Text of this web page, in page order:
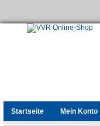
Startseite Mein Konto